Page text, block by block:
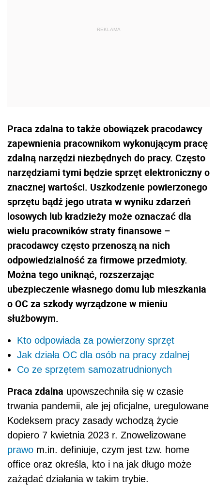
Praca zdalna to także obowiązek pracodawcy
zapewnienia pracownikom wykonującym pracę
zdalną narzędzi niezbędnych do pracy. Często
narzędziami tymi będzie sprzęt elektroniczny o
znacznej wartości. Uszkodzenie powierzonego
sprzętu bądź jego utrata w wyniku zdarzeń
losowych lub kradzieży może oznaczać dla
wielu pracowników straty finansowe –
pracodawcy często przenoszą na nich
odpowiedzialność za firmowe przedmioty.
Można tego uniknąć, rozszerzając
ubezpieczenie własnego domu lub mieszkania
o OC za szkody wyrządzone w mieniu
służbowym.
Kto odpowiada za powierzony sprzęt
Jak działa OC dla osób na pracy zdalnej
Co ze sprzętem samozatrudnionych
Praca zdalna upowszechniła się w czasie
trwania pandemii, ale jej oficjalne, uregulowane
Kodeksem pracy zasady wchodzą życie
dopiero 7 kwietnia 2023 r. Znowelizowane
prawo m.in. definiuje, czym jest tzw. home
office oraz określa, kto i na jak długo może
zażądać działania w takim trybie.